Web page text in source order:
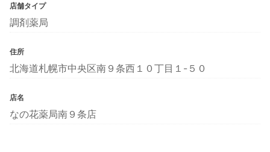
店舗タイプ
調剤薬局
住所
北海道札幌市中央区南９条西１０丁目１-５０
店名
なの花薬局南９条店